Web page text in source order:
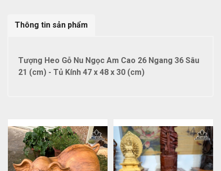
Thông tin sản phẩm
Tượng Heo Gỗ Nu Ngọc Am Cao 26 Ngang 36 Sâu
21 (cm) - Tủ Kính 47 x 48 x 30 (cm)